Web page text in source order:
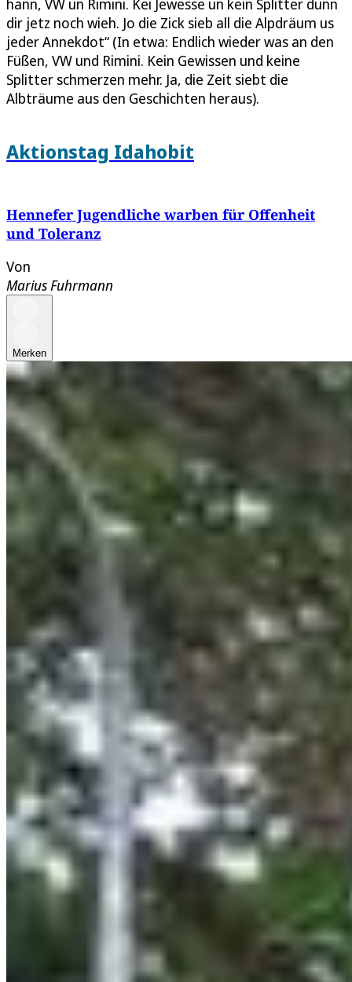
hann, VW un Rimini. Kei Jewesse un kein Splitter dunn
dir jetz noch wieh. Jo die Zick sieb all die Alpdräum us
jeder Annekdot“ (In etwa: Endlich wieder was an den
Füßen, VW und Rimini. Kein Gewissen und keine
Splitter schmerzen mehr. Ja, die Zeit siebt die
Albträume aus den Geschichten heraus).
Aktionstag Idahobit
Hennefer Jugendliche warben für Offenheit
und Toleranz
Von
Marius Fuhrmann
Merken